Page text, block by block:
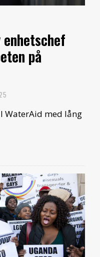
enhetschef
på
WaterAid med lång